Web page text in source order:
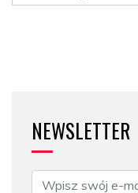
NEWSLETTER